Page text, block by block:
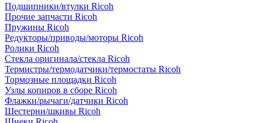
Подшипники/втулки Ricoh
Прочие запчасти Ricoh
Пружины Ricoh
Редукторы/приводы/моторы Ricoh
Ролики Ricoh
Стекла оригинала/стекла Ricoh
Термистры/термодатчики/термостаты Ricoh
Тормозные площадки Ricoh
Узлы копиров в сборе Ricoh
Флажки/рычаги/датчики Ricoh
Шестерни/шкивы Ricoh